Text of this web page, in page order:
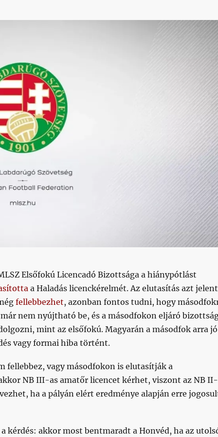
Elsőfokú Licencadó Bizottsága a hiánypótlást
a Haladás licenckérelmét. Az elutasítás azt
fellebbezhet, azonban fontos tudni, hogy
nem nyújtható be, és a másodfokon eljáró
mint az elsőfokú. Magyarán a másodfok arra
vagy formai hiba történt.
fellebbez, vagy másodfokon is elutasítják a
NB III-as amatőr licencet kérhet, viszont az NB II-
ha a pályán elért eredménye alapján erre
kérdés: akkor most bentmaradt a Honvéd, ha az